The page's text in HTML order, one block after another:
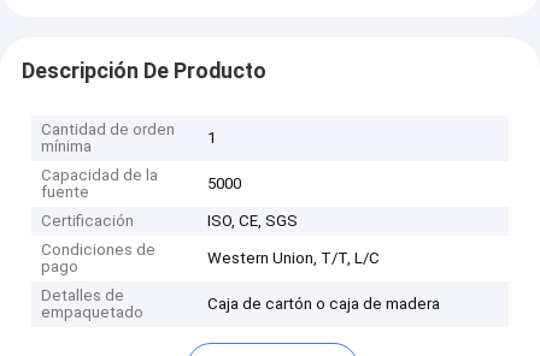
Descripción De Producto
Cantidad de orden
mínima
1
Capacidad de la
fuente
5000
Certificación
ISO, CE, SGS
Condiciones de
pago
Western Union, T/T, L/C
Detalles de
empaquetado
Caja de cartón o caja de madera